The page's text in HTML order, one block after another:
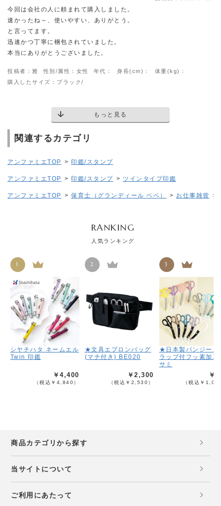
今回は会社の人に頼まれて購入しました。
速かったね～、使いやすい、ありがとう。
と言ってます。
迅速かつ丁寧に梱包されていました。
本当にありがとうございました。
投稿者：雅 性別/属性：女性 年代： 身長(cm)：
体重(kg)：
購入したサイズ：ブラック/
もっと見る
関連するカテゴリ
アンファミエTOP > 印鑑/スタンプ
アンファミエTOP > 印鑑/スタンプ > ツインタイプ印鑑
アンファミエTOP > 保育士（グランディール ベベ） > お仕事雑貨 >
RANKING
人気ランキング
1
シヤチハタ ネームエル
Twin 印鑑
￥4,400
（税込￥4,840）
2
★文具エプロンバッグ
(マチ付き) BE020
￥2,300
（税込￥2,530）
3
★日本製バンジース
ラップ付フッ素加工
サミ
￥
（税込￥
商品カテゴリから探す
当サイトについて
ご利用にあたって